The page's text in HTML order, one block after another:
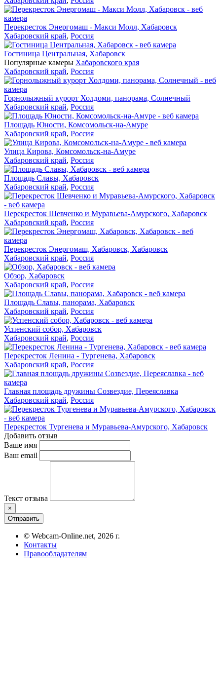
Перекресток Энергомаш - Макси Молл, Хабаровск
Хабаровский край, Россия
Гостиница Центральная, Хабаровск
Популярные камеры Хабаровского края
Хабаровский край, Россия
Горнолыжный курорт Холдоми, панорама, Солнечный
Хабаровский край, Россия
Площадь Юности, Комсомольск-на-Амуре
Хабаровский край, Россия
Улица Кирова, Комсомольск-на-Амуре
Хабаровский край, Россия
Площадь Славы, Хабаровск
Хабаровский край, Россия
Перекресток Шевченко и Муравьева-Амурского, Хабаровск
Хабаровский край, Россия
Перекресток Энергомаш, Хабаровск, Хабаровск
Хабаровский край, Россия
Обзор, Хабаровск
Хабаровский край, Россия
Площадь Славы, панорама, Хабаровск
Хабаровский край, Россия
Успенский собор, Хабаровск
Хабаровский край, Россия
Перекресток Ленина - Тургенева, Хабаровск
Хабаровский край, Россия
Главная площадь дружины Созвездие, Переяславка
Хабаровский край, Россия
Перекресток Тургенева и Муравьева-Амурского, Хабаровск
Добавить отзыв
Ваше имя
Ваш email
Текст отзыва
×
Отправить
© Webcam-Online.net, 2026 г.
Контакты
Правообладателям